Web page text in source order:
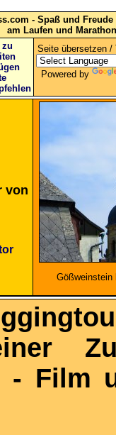
- Spaß und
am Laufen und Marathon
zu
Seite übersetzen /
Powered by
von
Gößweinstein
- Film